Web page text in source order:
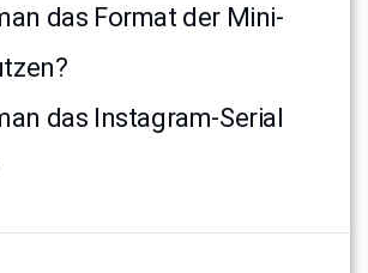
das Format der Mini-
das Instagram-Serial